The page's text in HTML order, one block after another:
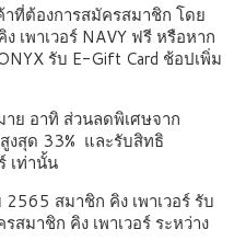
ที่ต้องการสมัครสมาชิก โดย
เพาเวอร์ NAVY ฟรี หรือหาก
รับ E-Gift Card ช้อปเพิ่ม
ย อาทิ ส่วนลดพิเศษจาก
งสุด 33% และรับสิทธิ
เท่านั้น
สมาชิก คิง เพาเวอร์ รับ
มาชิก คิง เพาเวอร์ ระหว่าง